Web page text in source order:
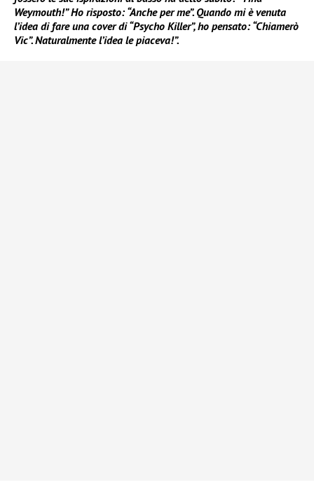
Weymouth!” Ho risposto: “Anche per me”. Quando mi è venuta
l’idea di fare una cover di “Psycho Killer”, ho pensato: “Chiamerò
Vic”. Naturalmente l’idea le piaceva!”.